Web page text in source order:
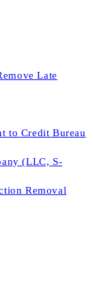
Late
to Credit Bureau
(LLC, S-
Removal